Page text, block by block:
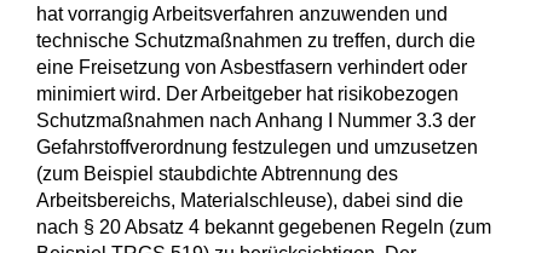
hat vorrangig Arbeitsverfahren anzuwenden und
technische Schutzmaßnahmen zu treffen, durch die
eine Freisetzung von Asbestfasern verhindert oder
minimiert wird. Der Arbeitgeber hat risikobezogen
Schutzmaßnahmen nach Anhang I Nummer 3.3 der
Gefahrstoffverordnung festzulegen und umzusetzen
(zum Beispiel staubdichte Abtrennung des
Arbeitsbereichs, Materialschleuse), dabei sind die
nach § 20 Absatz 4 bekannt gegebenen Regeln (zum